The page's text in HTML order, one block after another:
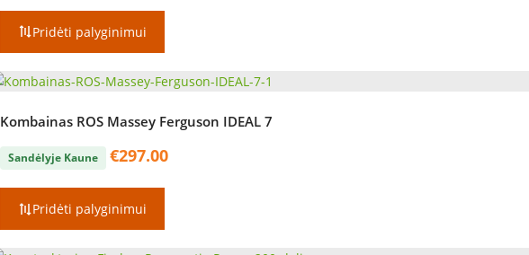
Pridėti palyginimui
Kombainas ROS Massey Ferguson IDEAL 7
Sandėlyje Kaune €297.00
Pridėti palyginimui